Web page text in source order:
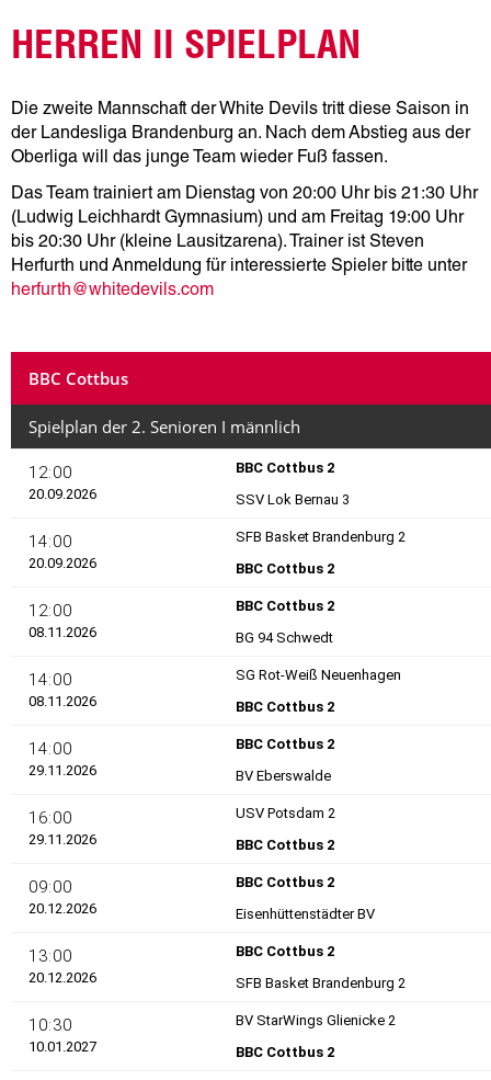
HERREN II SPIELPLAN
Die zweite Mannschaft der White Devils tritt diese Saison in
der Landesliga Brandenburg an. Nach dem Abstieg aus der
Oberliga will das junge Team wieder Fuß fassen.
Das Team trainiert am Dienstag von 20:00 Uhr bis 21:30 Uhr
(Ludwig Leichhardt Gymnasium) und am Freitag 19:00 Uhr
bis 20:30 Uhr (kleine Lausitzarena). Trainer ist Steven
Herfurth und Anmeldung für interessierte Spieler bitte unter
herfurth@whitedevils.com